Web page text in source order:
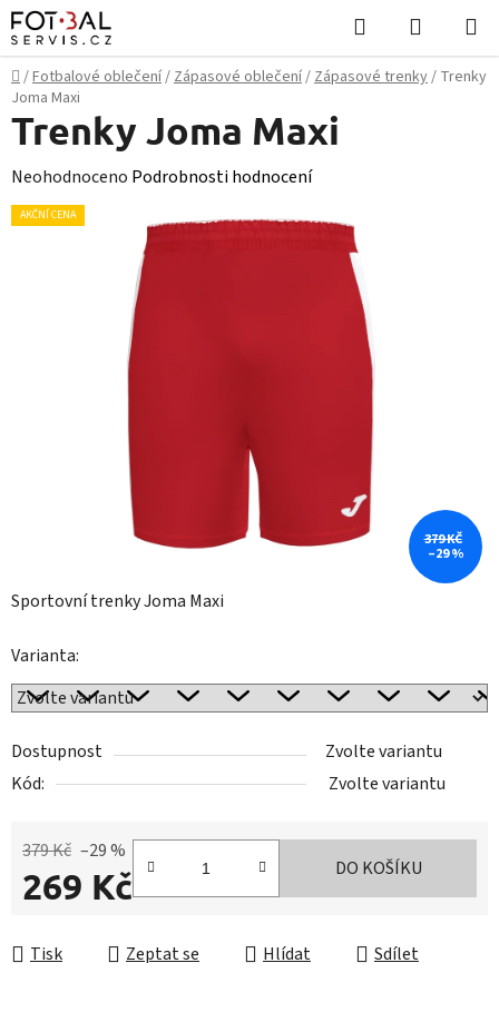
Přejít
na
obsah
Hledat
KOŠÍK
Domů
/Fotbalové oblečení/Zápasové oblečení/Zápasové trenky/ Trenky
Joma Maxi
Sportovní trenky Joma Maxi
Varianta:
Dostupnost
Zvolte variantu
Kód:
Zvolte variantu
379 Kč –29 %
269 Kč DO KOŠÍKU
Tisk Zeptat se Hlídat Sdílet
Trenky Joma Maxi
Průměrné
hodnocení
Neohodnoceno Podrobnosti hodnocení
AKČNÍ CENA
379 KČ
–29 %